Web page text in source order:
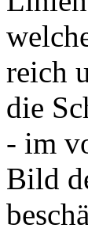
reich
die
- im
Bild